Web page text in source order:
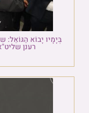
בְּיָמָיו יָבוֹא הַגּוֹאֵל:
רענן